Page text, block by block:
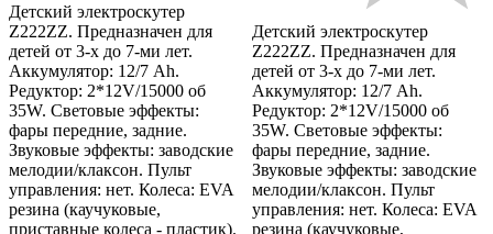
Детский электроскутер
Z222ZZ. Предназначен для
детей от 3-х до 7-ми лет.
Аккумулятор: 12/7 Ah.
Редуктор: 2*12V/15000 об
35W. Световые эффекты:
фары передние, задние.
Звуковые эффекты: заводские
мелодии/клаксон. Пульт
управления: нет. Колеса: EVA
резина (каучуковые,
приставные колеса - пластик).
Детский электроскутер
Z222ZZ. Предназначен для
детей от 3-х до 7-ми лет.
Аккумулятор: 12/7 Ah.
Редуктор: 2*12V/15000 об
35W. Световые эффекты:
фары передние, задние.
Звуковые эффекты: заводские
мелодии/клаксон. Пульт
управления: нет. Колеса: EVA
резина (каучуковые,